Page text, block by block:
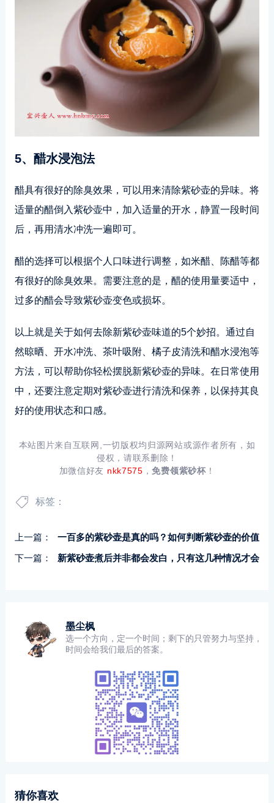
5、醋水浸泡法
醋具有很好的除臭效果，可以用来清除紫砂壶的异味。将
适量的醋倒入紫砂壶中，加入适量的开水，静置一段时间
后，再用清水冲洗一遍即可。
醋的选择可以根据个人口味进行调整，如米醋、陈醋等都
有很好的除臭效果。需要注意的是，醋的使用量要适中，
过多的醋会导致紫砂壶变色或损坏。
以上就是关于如何去除新紫砂壶味道的5个妙招。通过自
然晾晒、开水冲洗、茶叶吸附、橘子皮清洗和醋水浸泡等
方法，可以帮助你轻松摆脱新紫砂壶的异味。在日常使用
中，还要注意定期对紫砂壶进行清洗和保养，以保持其良
好的使用状态和口感。
本站图片来自互联网,一切版权均归源网站或源作者所有，如
侵权，请联系删除！
加微信好友 nkk7575 ，免费领紫砂杯！
标签：
上一篇：
一百多的紫砂壶是真的吗？如何判断紫砂壶的价值
下一篇：
新紫砂壶煮后并非都会发白，只有这几种情况才会
墨尘枫
选一个方向，定一个时间；剩下的只管努力与坚持，
时间会给我们最后的答案。
猜你喜欢